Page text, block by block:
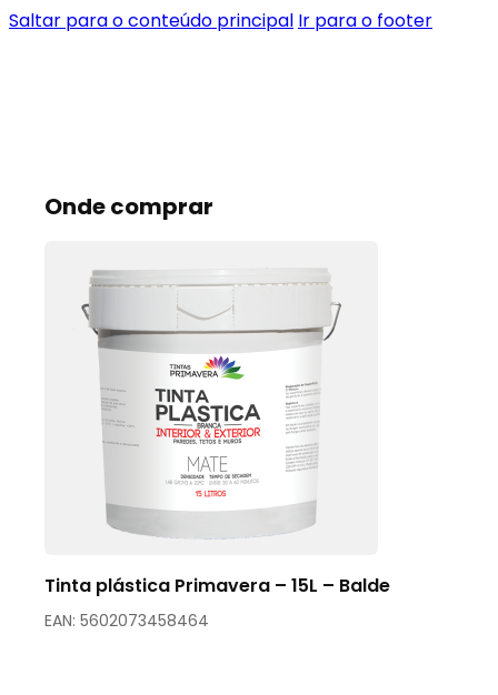
Saltar para o conteúdo principal Ir para o footer
Onde comprar
Tinta plástica Primavera – 15L – Balde
EAN: 5602073458464